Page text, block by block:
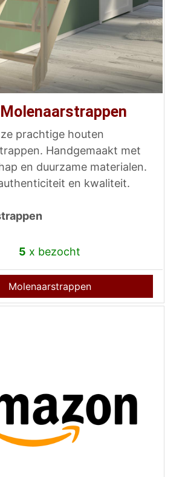
Molenaarstrappen
prachtige houten
Handgemaakt met
en duurzame materialen.
en kwaliteit.
5 x bezocht
Molenaarstrappen